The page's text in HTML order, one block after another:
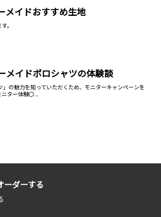
メイドおすすめ生地
。
メイドポロシャツの体験談
の魅力を知っていただくため、モニターキャンペーンを
ター体験〇...
ーダーする